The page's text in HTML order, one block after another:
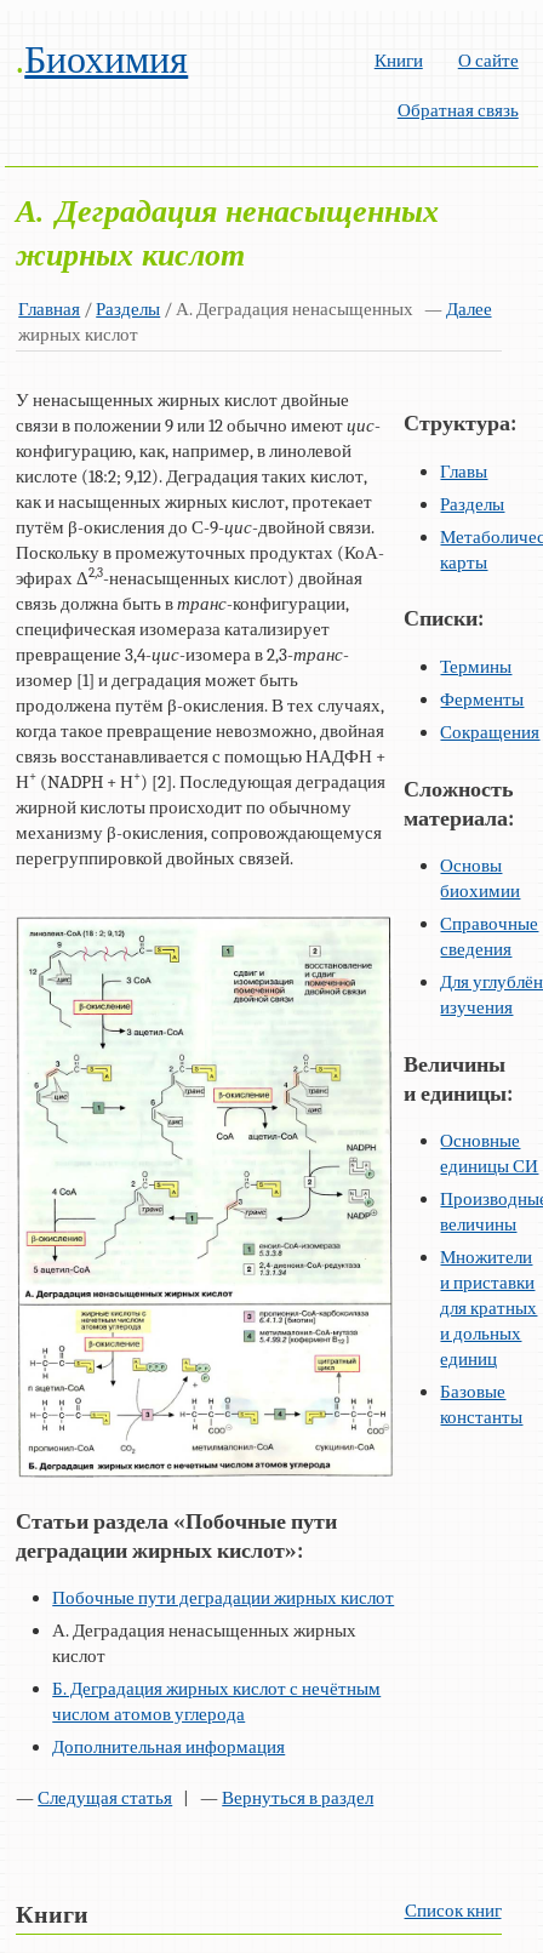
.Биохимия Книги О сайте
Обратная связь
А. Деградация ненасыщенных
жирных кислот
Главная / —Далее
Разделы / А. Деградация ненасыщенных
жирных кислот
У ненасыщенных жирных кислот двойные
связи в положении 9 или 12 обычно имеютцис-
конфигурацию, как, например, в линолевой
кислоте (18:2; 9,12). Деградация таких кислот,
как и насыщенных жирных кислот, протекает
путём β-окисления до С-9-цис-двойной связи.
Поскольку в промежуточных продуктах (КоА-
эфирах Δ2,3-ненасыщенных кислот) двойная
связь должна быть втранс-конфигурации,
специфическая изомераза катализирует
превращение 3,4-цис-изомера в 2,3-транс-
изомер [1] и деградация может быть
продолжена путём β-окисления. В тех случаях,
когда такое превращение невозможно, двойная
связь восстанавливается с помощью НАДФН +
Н+ (NADPH + Н+) [2]. Последующая деградация
жирной кислоты происходит по обычному
механизму β-окисления, сопровождающемуся
перегруппировкой двойных связей.
Статьи раздела «Побочные пути
деградации жирных кислот»:
Побочные пути деградации жирных кислот
А. Деградация ненасыщенных жирных
кислот
Б. Деградация жирных кислот с нечётным
числом атомов углерода
Дополнительная информация
—Следущая статья | —Вернуться в раздел
Структура:
Главы
Разделы
карты
Списки:
Термины
Ферменты
Сокращения
Сложность
материала:
Основы
биохимии
Справочные
сведения
Для
изучения
Величины
и единицы:
Основные
единицы СИ
величины
Множители
и приставки
для кратных
и дольных
единиц
Базовые
константы
Книги Список книг